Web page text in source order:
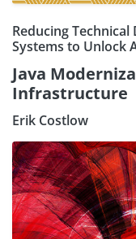
Reducing
Systems to Unlock
Java
Infrastructure
Erik Costlow